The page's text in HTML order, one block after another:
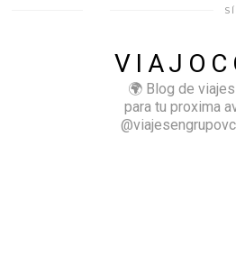
🌍 Blog de
para tu proxima